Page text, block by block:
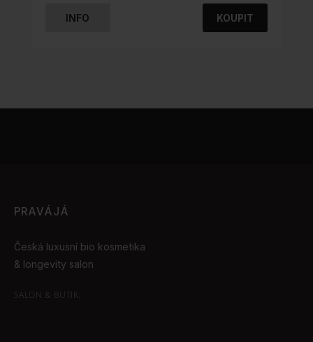
INFO KOUPIT
PRAVÁJÁ
Česká luxusní bio kosmetika
& longevity salon
SALON & BUTIK: